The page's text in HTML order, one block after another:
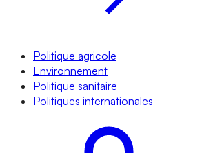
Politique agricole
Environnement
Politique sanitaire
Politiques internationales